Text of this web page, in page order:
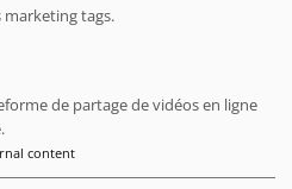
Date de séjour jan 2024
marketing tags.
de partage de vidéos en ligne
content